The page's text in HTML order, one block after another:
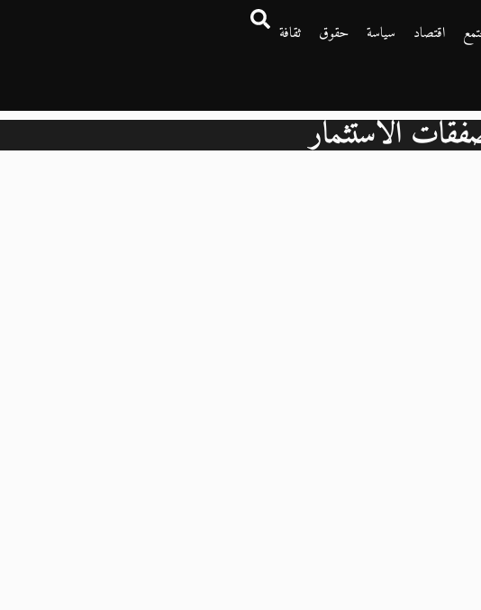
اقتصاد سياسة حقوق
ثقافة
الاستثمار